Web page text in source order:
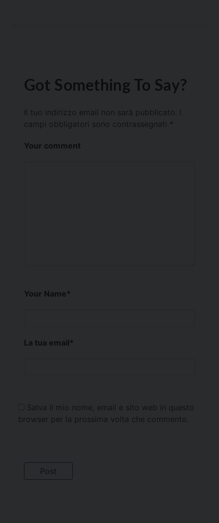
Got Something To Say?
Il tuo indirizzo email non sarà pubblicato.
campi obbligatori sono contrassegnati *
Your comment
Your Name*
La tua email*
Salva il mio nome, email e sito web in questo
browser per la prossima volta che commento.